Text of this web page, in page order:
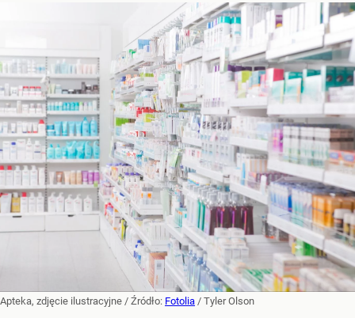
Apteka, zdjęcie ilustracyjne / Źródło: Fotolia / Tyler Olson